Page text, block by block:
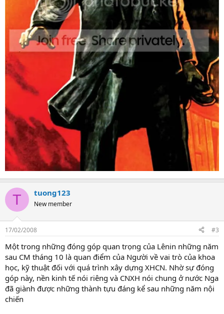
T tuong123
New member
17/02/2008 #3
Một trong những đóng góp quan trọng của Lênin những năm
sau CM tháng 10 là quan điểm của Người về vai trò của khoa
học, kỹ thuật đối với quá trình xây dựng XHCN. Nhờ sự đóng
góp này, nền kinh tế nói riêng và CNXH nói chung ở nước Nga
đã giành được những thành tựu đáng kể sau những năm nội
chiến